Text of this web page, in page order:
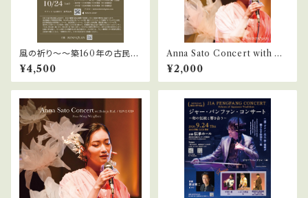
風の祈り〜〜築160年の古民家
に響く尺八の音〜 / 夕の宴
¥4,500
Anna Sato Concert with W
ong WingTsan at Hakuju H
all / LIVE DVD
¥2,000